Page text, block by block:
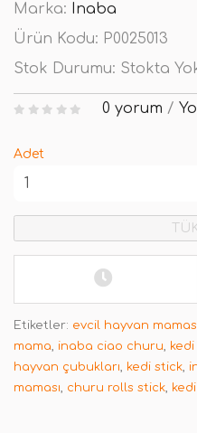
Marka: Inaba
Ürün Kodu: P0025013
Stok Durumu: Stokta
0 yorum /
Adet
Etiketler: evcil hayvan
mama, inaba ciao churu,
hayvan çubukları, kedi stick,
maması, churu rolls stick,